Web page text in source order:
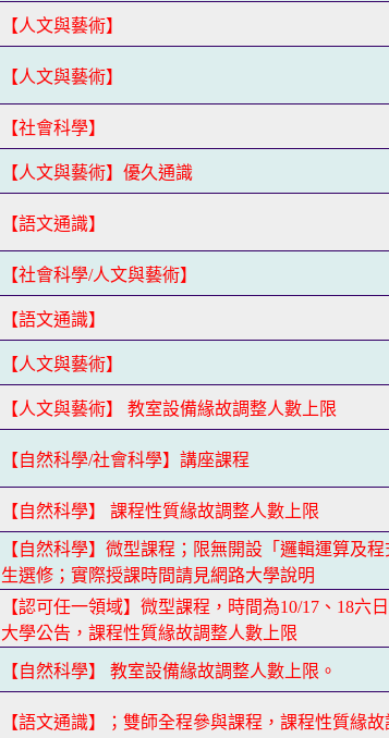
【人文與藝術】
【人文與藝術】
【社會科學】
【人文與藝術】優久通識
【語文通識】
【社會科學/人文與藝術】
【語文通識】
【人文與藝術】
【人文與藝術】 教室設備緣故調整人數上限
【自然科學/社會科學】講座課程
【自然科學】 課程性質緣故調整人數上限
【自然科學】微型課程；限無開設「邏輯運算及
生選修；實際授課時間請見網路大學說明
【認可任一領域】微型課程，時間為10/17、18六
大學公告，課程性質緣故調整人數上限
【自然科學】 教室設備緣故調整人數上限。
【語文通識】；雙師全程參與課程，課程性質緣